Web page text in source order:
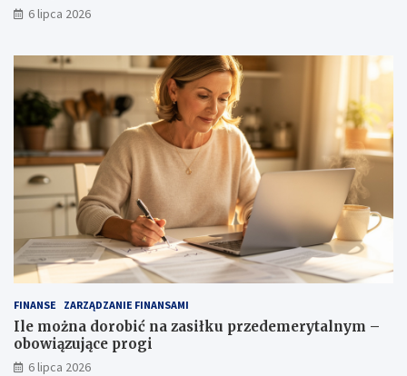
6 lipca 2026
FINANSE ZARZĄDZANIE FINANSAMI
Ile można dorobić na zasiłku przedemerytalnym –
obowiązujące progi
6 lipca 2026